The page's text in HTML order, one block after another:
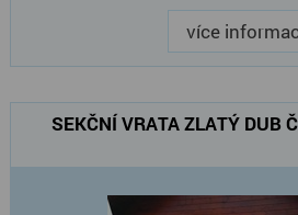
více
SEKČNÍ VRATA ZLATÝ DUB